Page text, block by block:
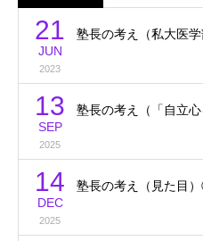
21
JUN
2023
塾長の考え（私大医
13
SEP
2025
塾長の考え（「自立
14
DEC
2025
塾長の考え（見た目